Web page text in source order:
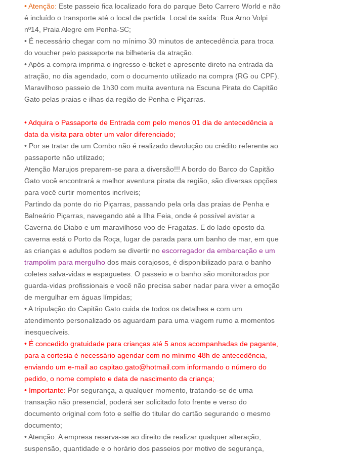
• Atenção: Este passeio fica localizado fora do parque Beto Carrero World e não
é incluído o transporte até o local de partida. Local de saída: Rua Arno Volpi
nº14, Praia Alegre em Penha-SC;
• É necessário chegar com no mínimo 30 minutos de antecedência para troca
do voucher pelo passaporte na bilheteria da atração.
• Após a compra imprima o ingresso e-ticket e apresente direto na entrada da
atração, no dia agendado, com o documento utilizado na compra (RG ou CPF).
Maravilhoso passeio de 1h30 com muita aventura na Escuna Pirata do Capitão
• Adquira o Passaporte de Entrada com pelo menos 01 dia de antecedência a
data da visita para obter um valor diferenciado;
• Por se tratar de um Combo não é realizado devolução ou crédito referente ao
passaporte não utilizado;
Atenção Marujos preparem-se para a diversão!!! A bordo do Barco do Capitão
Gato você encontrará a melhor aventura pirata da região, são diversas opções
para você curtir momentos incríveis;
Partindo da ponte do rio Piçarras, passando pela orla das praias de Penha e
Balneário Piçarras, navegando até a Ilha Feia, onde é possível avistar a
Caverna do Diabo e um maravilhoso voo de Fragatas. E do lado oposto da
caverna está o Porto da Roça, lugar de parada para um banho de mar, em que
as crianças e adultos podem se divertir no escorregador da embarcação e um
trampolim para mergulhodos mais corajosos, é disponibilizado para o banho
coletes salva-vidas e espaguetes. O passeio e o banho são monitorados por
guarda-vidas profissionais e você não precisa saber nadar para viver a emoção
de mergulhar em águas límpidas;
• A tripulação do Capitão Gato cuida de todos os detalhes e com um
atendimento personalizado os aguardam para uma viagem rumo a momentos
• É concedido gratuidade para crianças até 5 anos acompanhadas de pagante,
para a cortesia é necessário agendar com no mínimo 48h de antecedência,
enviando um e-mail ao capitao.gato@hotmail.com informando o número do
pedido, o nome completo e data de nascimento da criança;
• Importante: Por segurança, a qualquer momento, tratando-se de uma
transação não presencial, poderá ser solicitado foto frente e verso do
documento original com foto e selfie do titular do cartão segurando o mesmo
documento;
• Atenção: A empresa reserva-se ao direito de realizar qualquer alteração,
suspensão, quantidade e o horário dos passeios por motivo de segurança,